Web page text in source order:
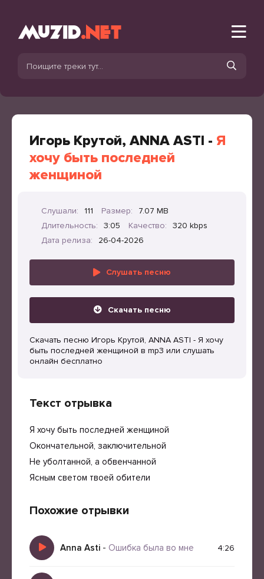
Игорь Крутой, ANNA ASTI - Я
хочу быть последней
женщиной
Слушали: 111 Размер:
7.07 MB
Длительность:
3:05 Качество:
320 kbps
Дата релиза:
26-04-2026
Слушать песню
Скачать песню
Скачать песню Игорь Крутой, ANNA ASTI - Я хочу
быть последней женщиной в mp3 или слушать
онлайн бесплатно
Текст отрывка
Я хочу быть последней женщиной
Окончательной, заключительной
Не уболтанной, а обвенчанной
Ясным светом твоей обители
Похожие отрывки
Anna Asti - Ошибка была во мне 4:26